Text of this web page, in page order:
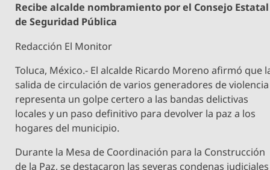
Recibe alcalde nombramiento por el Consejo Estatal
de Seguridad Pública
Redacción El Monitor
Toluca, México.- El alcalde Ricardo Moreno afirmó que
salida de circulación de varios generadores de violencia
representa un golpe certero a las bandas delictivas
locales y un paso definitivo para devolver la paz a los
hogares del municipio.
Durante la Mesa de Coordinación para la Construcción
de la Paz, se destacaron las severas condenas judiciales